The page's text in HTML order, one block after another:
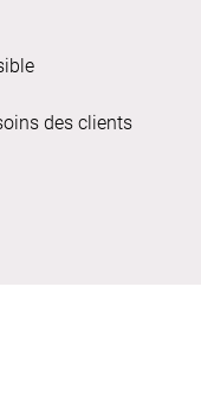
des clients